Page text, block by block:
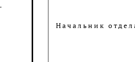
Начальник